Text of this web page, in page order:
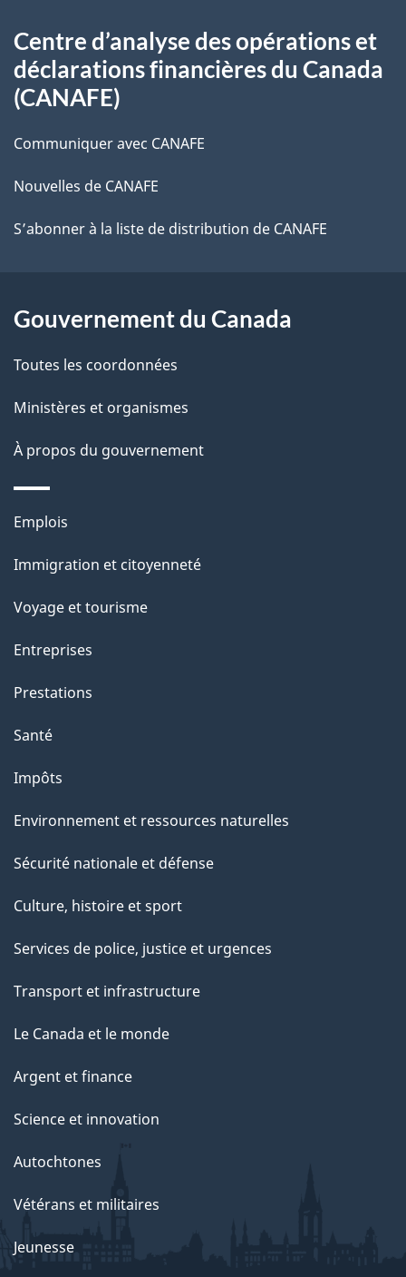
propos
de
ce
Centre d’analyse des opérations et
déclarations financières du Canada
(CANAFE)
Communiquer avec CANAFE
Nouvelles de CANAFE
S’abonner à la liste de distribution de CANAFE
Gouvernement du Canada
Toutes les coordonnées
Ministères et organismes
À propos du gouvernement
Thèmes
sujets
Emplois
Immigration et citoyenneté
Voyage et tourisme
Entreprises
Prestations
Santé
Impôts
Environnement et ressources naturelles
Sécurité nationale et défense
Culture, histoire et sport
Services de police, justice et urgences
Transport et infrastructure
Le Canada et le monde
Argent et finance
Science et innovation
Autochtones
Vétérans et militaires
Jeunesse